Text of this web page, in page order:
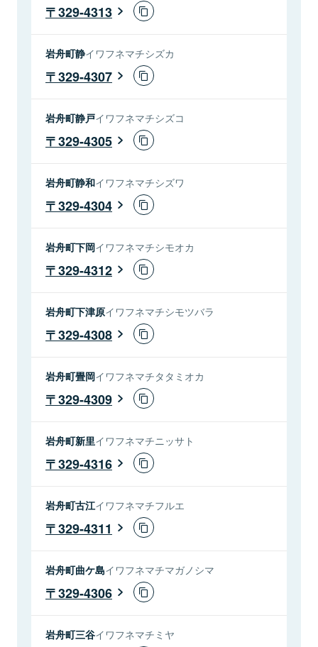
329-4313
岩舟町静イワフネマチシズカ
329-4307
岩舟町静戸イワフネマチシズコ
329-4305
岩舟町静和イワフネマチシズワ
329-4304
岩舟町下岡イワフネマチシモオカ
329-4312
岩舟町下津原イワフネマチシモツバラ
329-4308
岩舟町畳岡イワフネマチタタミオカ
329-4309
岩舟町新里イワフネマチニッサト
329-4316
岩舟町古江イワフネマチフルエ
329-4311
岩舟町曲ケ島イワフネマチマガノシマ
329-4306
岩舟町三谷イワフネマチミヤ